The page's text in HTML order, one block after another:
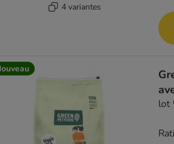
4 variantes
lot